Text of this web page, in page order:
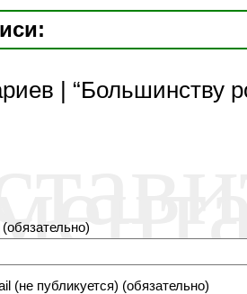
| “Большинству
(не публикуется) (обязательно)